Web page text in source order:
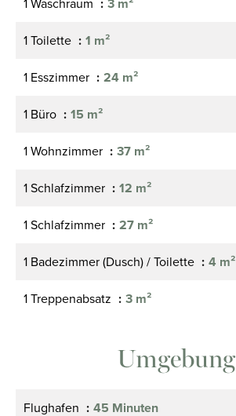
1 Toilette 1 m²
1 Esszimmer 24 m²
1 Büro 15 m²
1 Wohnzimmer 37 m²
1 Schlafzimmer 12 m²
1 Schlafzimmer 27 m²
1 Badezimmer (Dusch) / Toilette 4 m²
1 Treppenabsatz 3 m²
Umgebung
Flughafen 45 Minuten